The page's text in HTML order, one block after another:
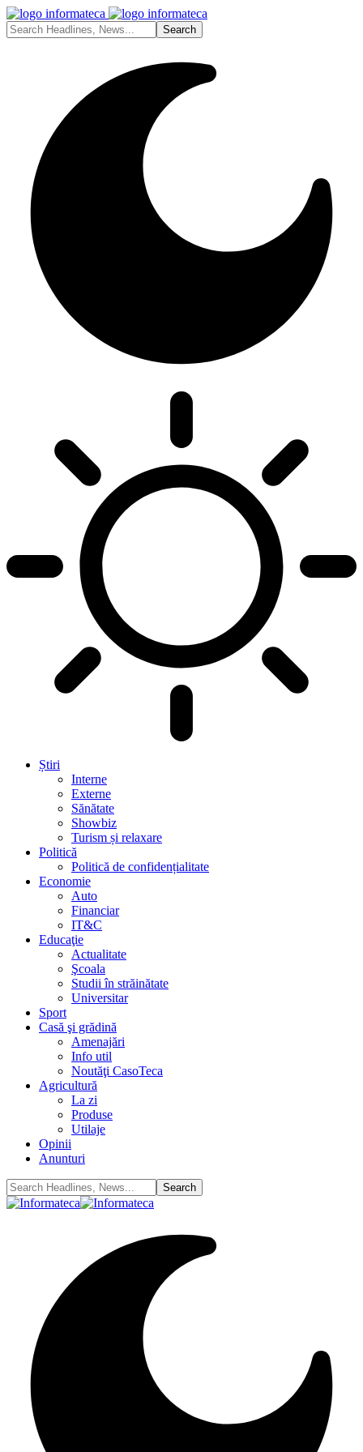
Știri
Interne
Externe
Sănătate
Showbiz
Turism și relaxare
Politică
Politică de confidențialitate
Economie
Auto
Financiar
IT&C
Educaţie
Actualitate
Şcoala
Studii în străinătate
Universitar
Sport
Casă şi grădină
Amenajări
Info util
Noutăţi CasoTeca
Agricultură
La zi
Produse
Utilaje
Opinii
Anunturi